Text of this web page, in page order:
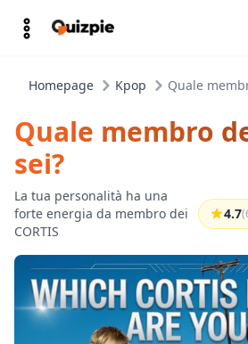
Homepage Kpop Quale
Quale membro
sei?
La tua personalità ha una
forte energia da membro dei
CORTIS
4.7